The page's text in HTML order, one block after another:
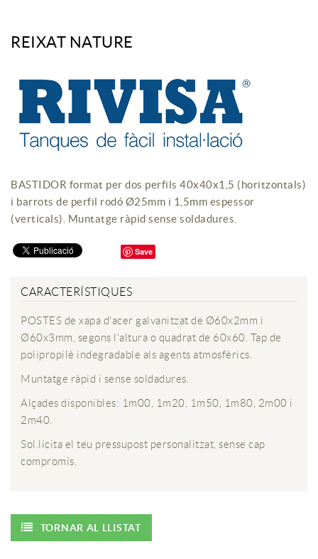
REIXAT NATURE
BASTIDOR format per dos perfils 40x40x1,5 (horitzontals)
i barrots de perfil rodó Ø25mm i 1,5mm espessor
(verticals). Muntatge ràpid sense soldadures.
Save
CARACTERÍSTIQUES
POSTES de xapa d'acer galvanitzat de Ø60x2mm i
Ø60x3mm, segons l'altura o quadrat de 60x60. Tap de
polipropilè indegradable als agents atmosfèrics.
Muntatge ràpid i sense soldadures.
Alçades disponibles: 1m00, 1m20, 1m50, 1m80, 2m00 i
2m40.
Sol.licita el teu pressupost personalitzat, sense cap
compromís.
TORNAR AL LLISTAT